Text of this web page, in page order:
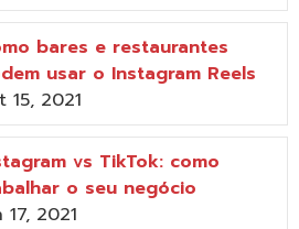
bares e restaurantes
usar o Instagram Reels
15, 2021
vs TikTok: como
o seu negócio
17, 2021